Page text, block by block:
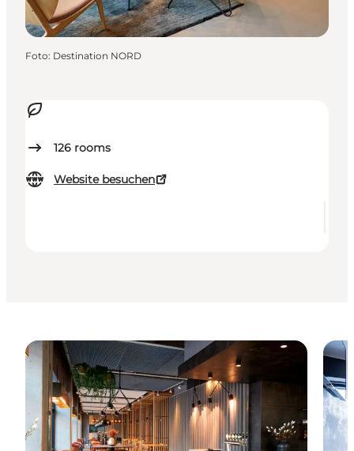
126 rooms
Website besuchen
Foto: Destination NORD